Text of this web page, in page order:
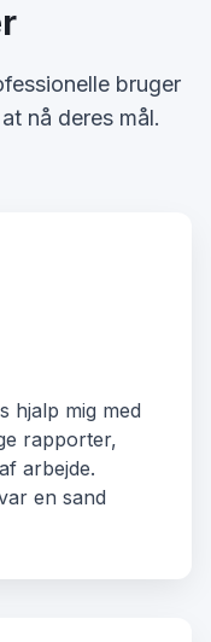
bruger
nå deres mål.
hjalp mig med
rapporter,
arbejde.
en sand